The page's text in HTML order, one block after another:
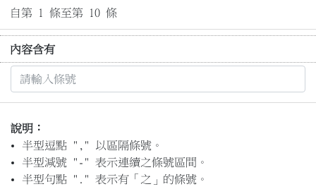
自第 1 條至第 10 條
內容含有
說明：
半型逗點 "," 以區隔條號。
半型減號 "-" 表示連續之條號區間。
半型句點 "." 表示有「之」的條號。